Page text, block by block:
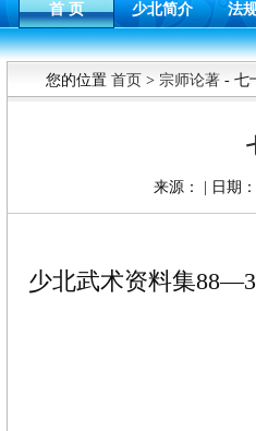
首 页 少北简介 法
您的位置 首页 > 宗师论著 - 七
来源： | 日期
少北武术资料集88—3